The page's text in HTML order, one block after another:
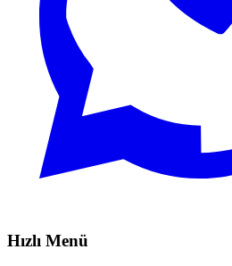
Hızlı Menü